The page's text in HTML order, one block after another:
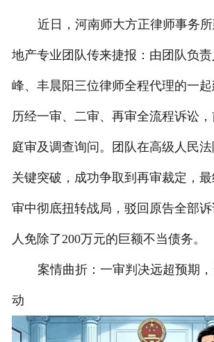
近日，河南师大方正律师事务
地产专业团队传来捷报：由团队负
峰、丰晨阳三位律师全程代理的一起
历经一审、二审、再审全流程诉讼
庭审及调查询问。团队在高级人民
关键突破，成功争取到再审裁定，
审中彻底扭转战局，驳回原告全部
人免除了200万元的巨额不当债务。
案情曲折：一审判决远超预期
动